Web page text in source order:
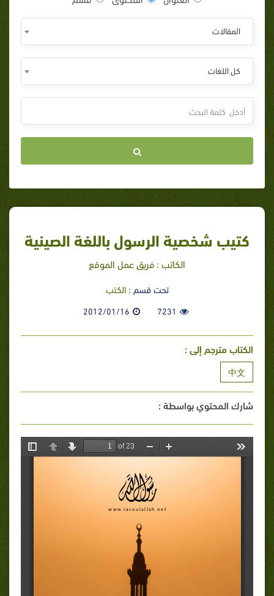
المقالات
كل اللغات
كتيب شخصية الرسول باللغة الصينية
الكاتب : فريق عمل الموقع
تحت قسم :الكتب
7231
2012/01/16
الكتاب مترجم إلى :
中文
شارك المحتوي بواسطة :